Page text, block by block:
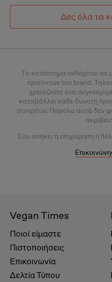
Δες όλα τα
Tο κατάστημα ενδέχεται να
προϊόντων του brand.
χρειάζεστε ένα
καταβάλλει κάθε δυνατή
στοιχείων. Παρόλα αυτά δεν
Σου ανήκει η επιχείρηση ή
Vegan Times
Ποιοί είμαστε
Πιστοποιήσεις
Επικοινωνία
Δελτία Τύπου